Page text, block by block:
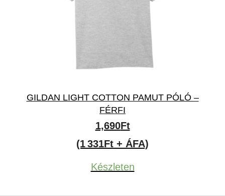
GILDAN LIGHT COTTON PAMUT PÓLÓ –
FÉRFI
1,690Ft
(1 331Ft + ÁFA)
Készleten